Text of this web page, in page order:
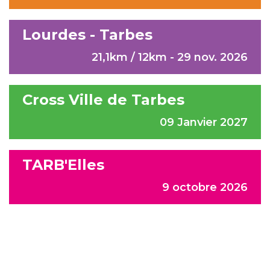
Lourdes - Tarbes
21,1km / 12km - 29 nov. 2026
Cross Ville de Tarbes
09 Janvier 2027
TARB'Elles
9 octobre 2026